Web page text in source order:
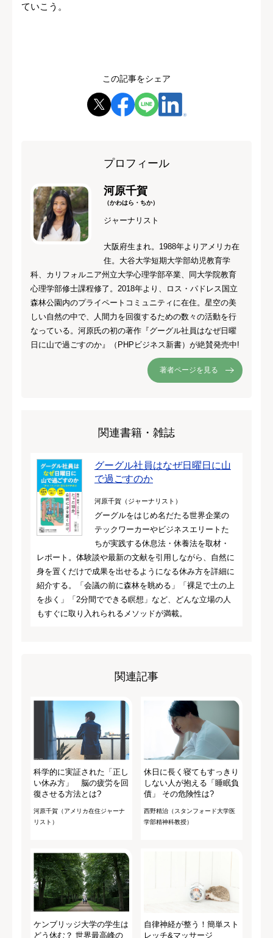
ていこう。
この記事をシェア
プロフィール
河原千賀
（かわはら・ちか）
ジャーナリスト
大阪府生まれ。1988年よりアメリカ在
住。大谷大学短期大学部幼児教育学
科、カリフォルニア州立大学心理学部卒業、同大学院教育
心理学部修士課程修了。2018年より、ロス・パドレス国立
森林公園内のプライペートコミュニティに在住。星空の美
しい自然の中で、人間力を回復するための数々の活動を行
なっている。河原氏の初の著作『グーグル社員はなぜ日曜
日に山で過ごすのか』（PHPビジネス新書）が絶賛発売中!
著者ページを見る
関連書籍・雑誌
グーグル社員はなぜ日曜日に山
で過ごすのか
河原千賀（ジャーナリスト）
グーグルをはじめ名だたる世界企業の
テックワーカーやビジネスエリートた
ちが実践する休息法・休養法を取材・
レポート。体験談や最新の文献を引用しながら、自然に
身を置くだけで成果を出せるようになる休み方を詳細に
紹介する。「会議の前に森林を眺める」「裸足で土の上
を歩く」「2分間でできる瞑想」など、どんな立場の人
もすぐに取り入れられるメソッドが満載。
関連記事
科学的に実証された「正し
い休み方」 脳の疲労を回
復させる方法とは?
河原千賀（アメリカ在住ジャーナ
リスト）
休日に長く寝てもすっきり
しない人が抱える「睡眠負
債」 その危険性は?
西野精治（スタンフォード大学医
学部精神科教授）
ケンブリッジ大学の学生は
どう休む？ 世界最高峰の
自律神経が整う！簡単スト
レッチ&マッサージ